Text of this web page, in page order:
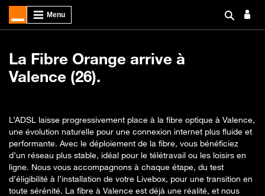
La Fibre Orange arrive à
Valence (26).
L’ADSL laisse progressivement place à la fibre optique à Valence,
une évolution naturelle pour une connexion internet plus fluide et
performante. Avec le déploiement de la fibre, vous bénéficiez
d’un réseau plus stable, idéal pour le télétravail ou les loisirs en
ligne. Nous vous accompagnons à chaque étape, du test
d’éligibilité à l’installation de votre Livebox, pour une transition en
toute sérénité. La fibre à Valence est déjà une réalité, et nous